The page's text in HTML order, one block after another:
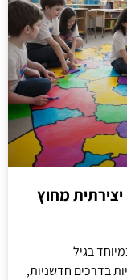
יצירתית מחוץ
בגיל
בדרכים חדשניות,